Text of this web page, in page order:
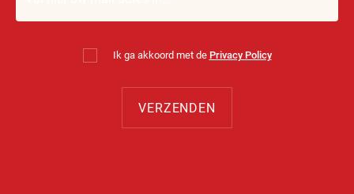
Ik ga akkoord met de Privacy Policy